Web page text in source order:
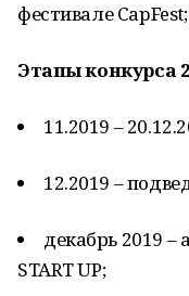
фестивале CapFest;
Этапы конкурса
11.2019 –
12.2019 –
декабрь 2019 –
START UP;